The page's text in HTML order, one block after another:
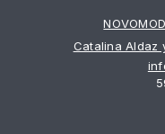
Catalina Aldaz